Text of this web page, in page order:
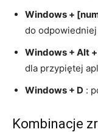
Windows +
do
Windows + Alt
dla przypiętej
Windows + D :
Kombinacje